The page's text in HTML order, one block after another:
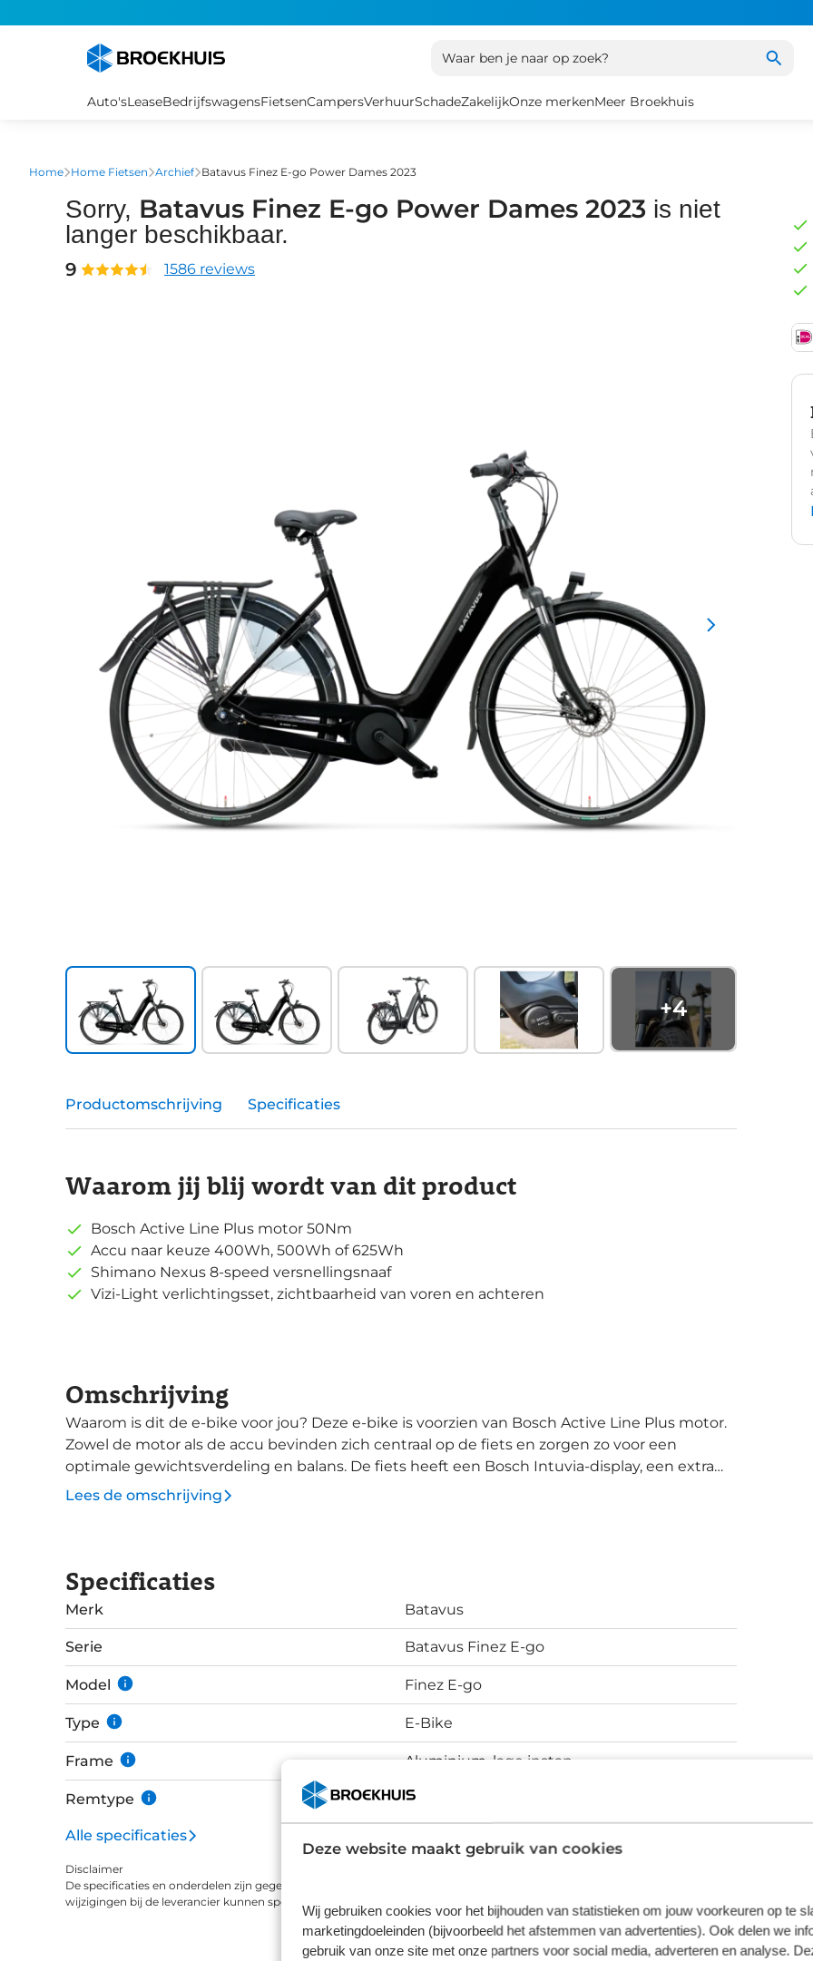
Deze website maakt gebruik van cookies
Wij gebruiken cookies voor het bijhouden van statistieken om jouw voorkeuren op te
marketingdoeleinden (bijvoorbeeld het afstemmen van advertenties). Ook delen we
gebruik van onze site met onze partners voor social media, adverteren en analyse.
Waar ben je naar op zoek?
Auto'sLeaseBedrijfswagensFietsenCampersVerhuurSchadeZakelijkOnze merkenMeer Broekhuis
Home Home Fietsen Archief Batavus Finez E-go Power Dames 2023
Sorry, Batavus Finez E-go Power Dames 2023 is niet
langer beschikbaar.
9 1586 reviews
+4
Productomschrijving Specificaties
Waarom jij blij wordt van dit product
Bosch Active Line Plus motor 50Nm
Accu naar keuze 400Wh, 500Wh of 625Wh
Shimano Nexus 8-speed versnellingsnaaf
Vizi-Light verlichtingsset, zichtbaarheid van voren en achteren
Omschrijving
Waarom is dit de e-bike voor jou? Deze e-bike is voorzien van Bosch Active Line Plus motor.
Zowel de motor als de accu bevinden zich centraal op de fiets en zorgen zo voor een
optimale gewichtsverdeling en balans. De fiets heeft een Bosch Intuvia-display, een extra
groot en gebruiksvriendelijk display met veel handige functies. Verder is de fiets uitgerust
het model uitgerust met de nieuw ontwikkelde verlichtingsset Aerflow Vizi-light. Om van
alle kanten maximaal zicht te bereiken, heeft Batavus de koplamp Vizi-Light en het
achterlicht V-Light ontwikkeld. Vizi-Light is een intelligente koplamp die het
omgevingslichtniveau detecteert en licht geeft als dat nodig is. Een krachtig fietslamp dat
zowel van voren als van opzij helder is. Vizi-Light licht altijd op - zelfs overdag zoals je het
kent van auto's. Het verhoogt de veiligheid en zorgt ervoor dat je veel zichtbaarder wordt,
zeker tijdens de donkere periode. Het V-Light achterlicht projecteert met behulp van
laserstralen een V-vorm op de grond achter de fiets en creëert zo jouw eigen
veiligheidszone.
Lees de omschrijving
Specificaties
Merk Batavus
Serie Batavus Finez E-go
Model Finez E-go
Type E-Bike
Frame Aluminium, lage instap
Remtype Schijfremmen
Alle specificaties
Disclaimer
De specificaties en onderdelen zijn gegeven op basis van aanlevering van de leverancier. Op basis van beschikbaarheid of
wijzigingen bij de leverancier kunnen specificaties afwijken.